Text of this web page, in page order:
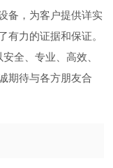
备，为客户提供详实
有力的证据和保证。
全、专业、高效、
期待与各方朋友合